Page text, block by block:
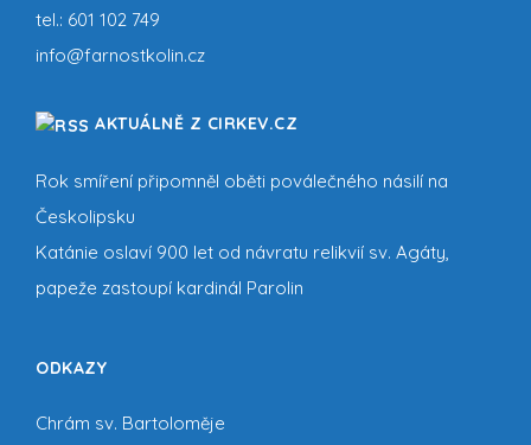
tel.: 601 102 749
info@farnostkolin.cz
AKTUÁLNĚ Z CIRKEV.CZ
Rok smíření připomněl oběti poválečného násilí na
Českolipsku
Katánie oslaví 900 let od návratu relikvií sv. Agáty,
papeže zastoupí kardinál Parolin
ODKAZY
Chrám sv. Bartoloměje